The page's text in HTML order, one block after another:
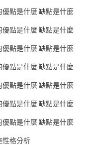
點是什麼 缺點是什麼
點是什麼 缺點是什麼
點是什麼 缺點是什麼
點是什麼 缺點是什麼
點是什麼 缺點是什麼
點是什麼 缺點是什麼
點是什麼 缺點是什麼
性格分析